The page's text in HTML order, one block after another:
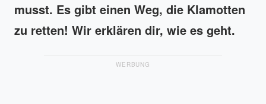
musst. Es gibt einen Weg, die Klamotten
zu retten! Wir erklären dir, wie es geht.
WERBUNG